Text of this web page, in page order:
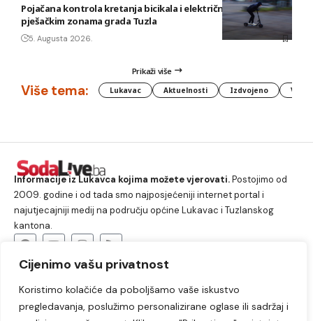
Cijenimo vašu privatnost
Koristimo kolačiće da poboljšamo vaše iskustvo
pregledavanja, poslužimo personalizirane oglase ili sadržaj i
Pojačana kontrola kretanja bicikala i električnih romobila u
pješačkim zonama grada Tuzla
5. Augusta 2026.
Prikaži više
Više tema: Lukavac Aktuelnosti Izdvojeno
Informacije iz Lukavca kojima možete vjerovati.Postojimo od
2009. godine i od tada smo najposjećeniji internet portal i
najutjecajniji medij na području općine Lukavac i Tuzlanskog
kantona.
Lukavac Društvo Crna hronika
Sport
Kultura
Kolumne Slobodno vrijeme